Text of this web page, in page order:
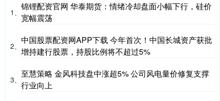
1、
锦锂配资官网 华泰期货：情绪冷却盘面小幅下行，硅价
宽幅震荡
2、
中国股票配资网APP下载 今年首次！中国长城资产获批
增持建行股票，持股比例将不超过5%
3、
至慧策略 金风科技盘中涨超5% 公司风电量价修复支撑
行业向上